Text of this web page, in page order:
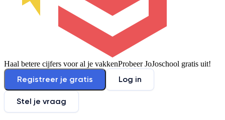
Haal betere cijfers voor al je vakkenProbeer JoJoschool gratis uit!
Registreer je gratis Log in
Stel je vraag